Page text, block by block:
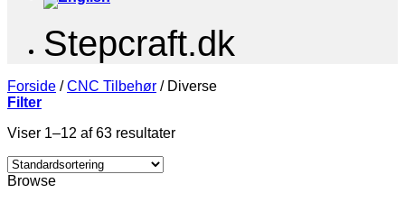
Stepcraft.dk
Forside / CNC Tilbehør /Diverse
Filter
Viser 1–12 af 63 resultater
Browse